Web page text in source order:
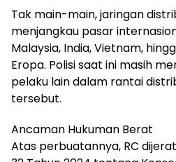
Tak main-main, jaringan
menjangkau pasar
Malaysia, India, Vietnam,
Eropa. Polisi saat ini masih
pelaku lain dalam rantai
tersebut.
Ancaman Hukuman Berat
Atas perbuatannya, RC